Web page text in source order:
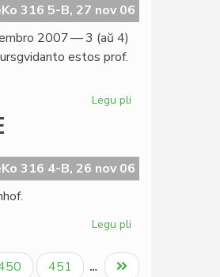
Blanka
Monto
316 5-B, 27 nov 06
2007 — 3 (aŭ 4)
estos prof.
Legu pli
dua
Afrika
316 4-B, 26 nov 06
Legu pli
kaj
Paĝo
451 …
Last